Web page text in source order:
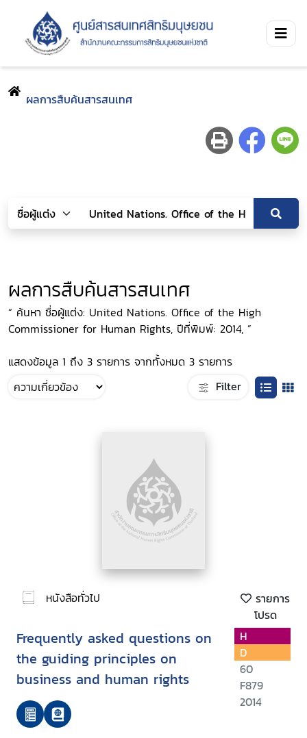
ผลการสืบค้นสารสนเทศ
ผลการสืบค้นสารสนเทศ
“ ค้นหา ชื่อผู้แต่ง: United Nations. Office of the High
Commissioner for Human Rights, ปีที่พิมพ์: 2014, ”
แสดงข้อมูล 1 ถึง 3 รายการ จากทั้งหมด 3 รายการ
Filter
หนังสือทั่วไป
รายการ
โปรด
Frequently asked questions on
the guiding principles on
business and human rights
H
D
60
F879
2014